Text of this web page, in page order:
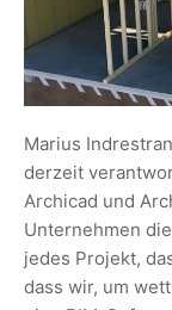
Marius
derzeit
Archicad und
Unternehmen
jedes Projekt,
dass wir, um